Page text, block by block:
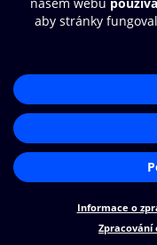
Nákupní řád
Přístupnost
Cookies
Nastavení cookies